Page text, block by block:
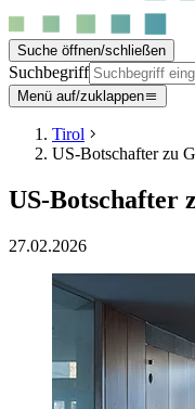
Suche öffnen/schließen
Suchbegriff
Menü auf/zuklappen
Tirol
US-Botschafter zu
US-Botschafter
27.02.2026